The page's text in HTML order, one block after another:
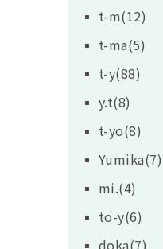
t-m(12)
t-ma(5)
t-y(88)
y.t(8)
t-yo(8)
Yumika(7)
mi.(4)
to-y(6)
doka(7)